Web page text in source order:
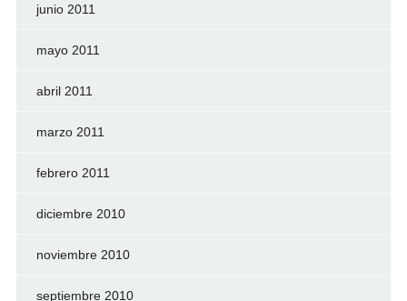
junio 2011
mayo 2011
abril 2011
marzo 2011
febrero 2011
diciembre 2010
noviembre 2010
septiembre 2010